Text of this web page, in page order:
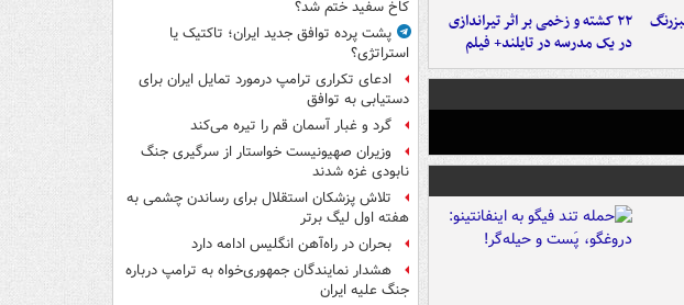
۲۲ کشته و زخمی بر اثر تیراندازی
در یک مدرسه در تایلند+ فیلم
کاخ سفید ختم شد؟
پشت پرده توافق جدید ایران؛ تاکتیک یا
استراتژی؟
ادعای تکراری ترامپ درمورد تمایل ایران برای
دستیابی به توافق
گرد و غبار آسمان قم را تیره می‌کند
وزیران صهیونیست خواستار از سرگیری جنگ
نابودی غزه شدند
تلاش پزشکان استقلال برای رساندن چشمی به
هفته اول لیگ برتر
بحران در راه‌آهن انگلیس ادامه دارد
هشدار نمایندگان جمهوری‌خواه به ترامپ درباره
جنگ علیه ایران